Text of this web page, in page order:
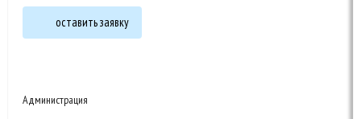
оставить заявку
Администрация